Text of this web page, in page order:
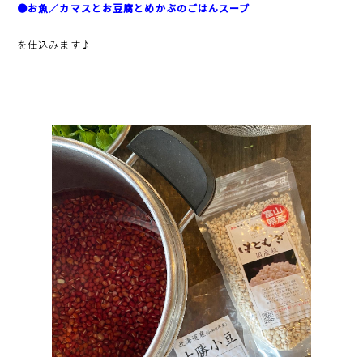
●お魚／カマスとお豆腐とめかぶのごはんスープ
を仕込みます♪